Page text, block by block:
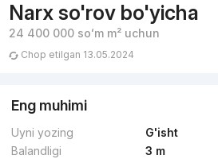
Narx so'rov bo'yicha
24 400 000 soʻmm² uchun
Chop etilgan 13.05.2024
Eng muhimi
Uyni yozing
G'isht
Balandligi
3 m